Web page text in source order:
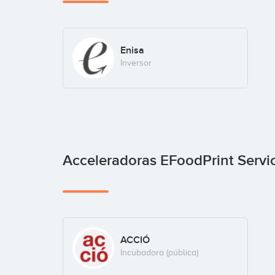
Enisa
Inversor
Acceleradoras EFoodPrint
ACCIÓ
Incubadora (pública)